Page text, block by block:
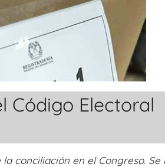
Código Electoral
conciliación en el Congreso. Se